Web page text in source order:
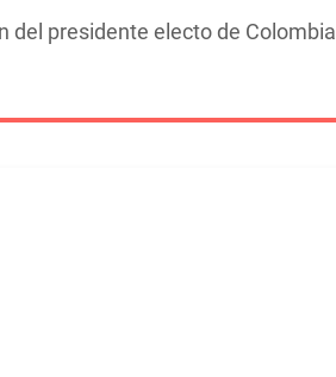
del presidente electo de Colombia